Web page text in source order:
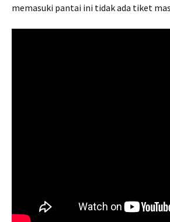
memasuki pantai ini tidak ada tiket